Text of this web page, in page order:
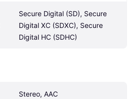
Secure Digital (SD), Secure
Digital XC (SDXC), Secure
Digital HC (SDHC)
Stereo, AAC